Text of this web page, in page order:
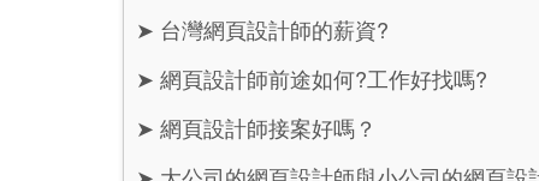
➤ 台灣網頁設計師的薪資?
➤ 網頁設計師前途如何?工作好找嗎?
➤ 網頁設計師接案好嗎？